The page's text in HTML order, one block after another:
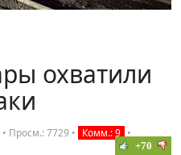
охватили
• Просм.: 7729 • Комм.: 9 •
+70